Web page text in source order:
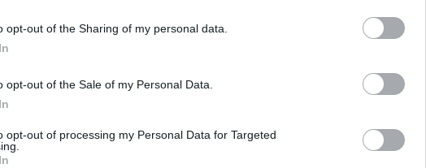
opt-out of the Sharing of my personal data.
opt-out of the Sale of my Personal Data.
opt-out of processing my Personal Data for Targeted